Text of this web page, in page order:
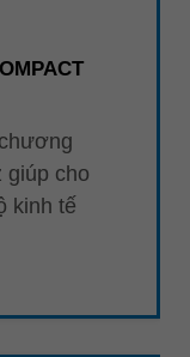
cho
kinh tế